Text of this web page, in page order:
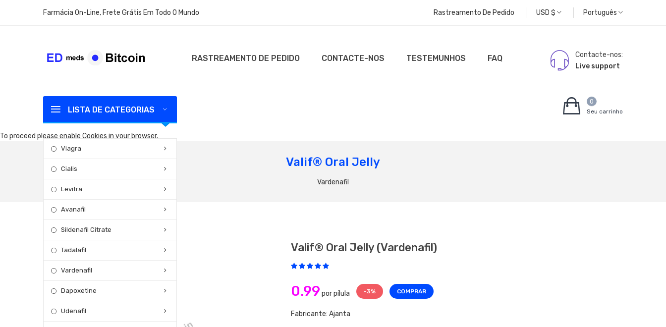
Farmácia On-Line, Frete Grátis Em Todo O Mundo Rastreamento De Pedido USD $ Português
RASTREAMENTO DE PEDIDO CONTACTE-NOS TESTEMUNHOS FAQ
Contacte-nos:
Live support
LISTA DE CATEGORIAS
Viagra
Cialis
Levitra
Avanafil
Sildenafil Citrate
Tadalafil
Vardenafil
Dapoxetine
Udenafil
0
Seu carrinho
To proceed please enable Cookies in your browser.
Valif® Oral Jelly
Vardenafil
Valif® Oral Jelly (vardenafil)
0.99 por pílula -3% COMPRAR
Fabricante: Ajanta